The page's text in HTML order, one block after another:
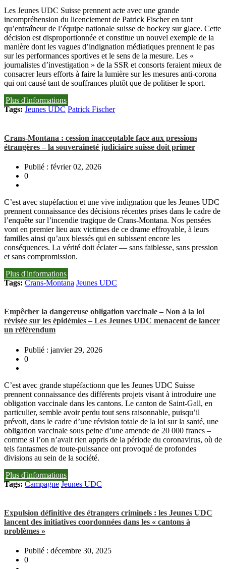
Les Jeunes UDC Suisse prennent acte avec une grande
incompréhension du licenciement de Patrick Fischer en tant
qu’entraîneur de l’équipe nationale suisse de hockey sur glace. Cette
décision est disproportionnée et constitue un nouvel exemple de la
manière dont les vagues d’indignation médiatiques prennent le pas
sur les performances sportives et le sens de la mesure. Les «
journalistes d’investigation » de la SSR et consorts feraient mieux de
consacrer leurs efforts à faire la lumière sur les mesures anti-corona
qui ont causé tant de souffrances plutôt que de politiser le sport.
Plus d'informations
Tags: Jeunes UDC Patrick Fischer
Crans-Montana : cession inacceptable face aux pressions
étrangères – la souveraineté judiciaire suisse doit primer
Publié : février 02, 2026
0
C’est avec stupéfaction et une vive indignation que les Jeunes UDC
prennent connaissance des décisions récentes prises dans le cadre de
l’enquête sur l’incendie tragique de Crans-Montana. Nos pensées
vont en premier lieu aux victimes de ce drame effroyable, à leurs
familles ainsi qu’aux blessés qui en subissent encore les
conséquences. La vérité doit éclater — sans faiblesse, sans pression
et sans compromission.
Plus d'informations
Tags: Crans-Montana Jeunes UDC
Empêcher la dangereuse obligation vaccinale – Non à la loi
révisée sur les épidémies – Les Jeunes UDC menacent de lancer
un référendum
Publié : janvier 29, 2026
0
C’est avec grande stupéfactionn que les Jeunes UDC Suisse
prennent connaissance des différents projets visant à introduire une
obligation vaccinale dans les cantons. Le canton de Saint-Gall, en
particulier, semble avoir perdu tout sens raisonnable, puisqu’il
prévoit, dans le cadre d’une révision totale de la loi sur la santé, une
obligation vaccinale sous peine d’une amende de 20 000 francs –
comme si l’on n’avait rien appris de la période du coronavirus, où de
tels fantasmes de toute-puissance ont provoqué de profondes
divisions au sein de la société.
Plus d'informations
Tags: Campagne Jeunes UDC
Expulsion définitive des étrangers criminels : les Jeunes UDC
lancent des initiatives coordonnées dans les « cantons à
problèmes »
Publié : décembre 30, 2025
0